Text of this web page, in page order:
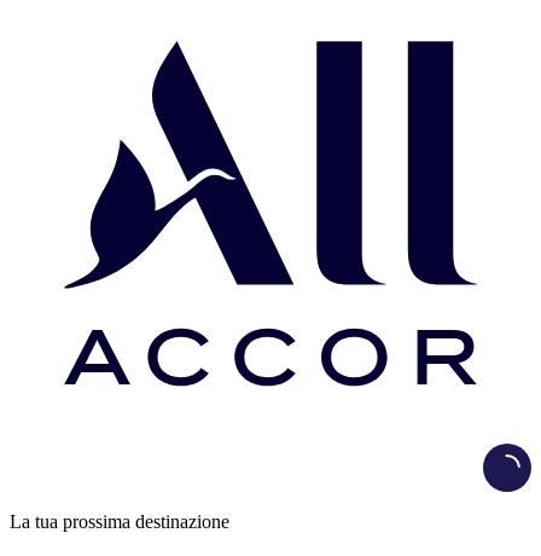
La tua prossima destinazione